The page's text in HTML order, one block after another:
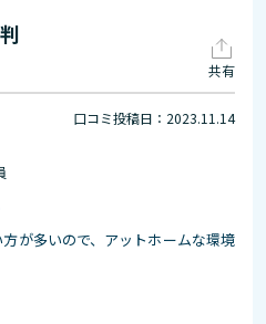
共有
口コミ投稿日：2023.11.14
が多いので、アットホームな環境